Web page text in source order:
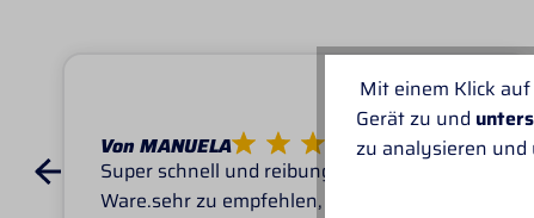
Von MANUELA
Super schnell und reibungslos, top
Ware.sehr zu empfehlen, top!
Mit einem Klick auf
Gerät zu und
zu analysieren